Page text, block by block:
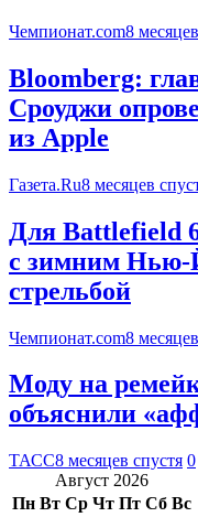
Чемпионат.com8
Bloomberg:
Сроуджи
из Apple
Газета.Ru8 месяцев
Для Battlefield
с зимним Нью-
стрельбой
Чемпионат.com8
Моду на
объяснили
ТАСС8 месяцев спустя 0
Август 2026
Пн Вт Ср Чт Пт Сб Вс